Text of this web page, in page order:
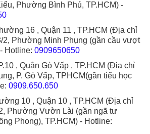
Phường Bình Phú, TP.HCM) -
16 , Quận 11 , TP.HCM (Địa chỉ
Phường Minh Phụng (gần cầu vượt
- Hotline: 0909650650
, Quận Gò Vấp , TP.HCM (Địa chỉ
P. Gò Vấp, TPHCM(gần tiểu học
0909.650.650
10 , Quận 10 , TP.HCM (Địa chỉ
Phường Vườn Lài (gần ngã tư
Phong), TP.HCM) - Hotline: